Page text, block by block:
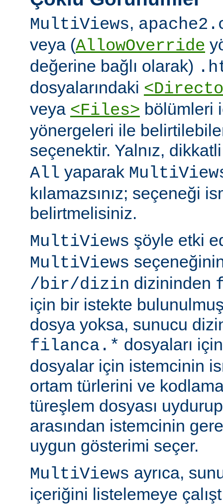
MultiViews,
veya (AllowOverride
değerine bağlı olarak)
dosyalarındaki
veya <Files> bölümleri
yönergeleri ile
seçenektir. Yalnız,
All yaparak
kılamazsınız; seçeneği
belirtmelisiniz.
MultiViews şöyle etki
MultiViews
/bir/dizin dizininden
için bir istekte
dosya yoksa, sunucu
filanca.* dosyaları
dosyalar için istemcinin
ortam türlerini ve
türeşlem dosyası
arasından istemcinin
uygun gösterimi seçer.
MultiViews ayrıca,
içeriğini listelemeye